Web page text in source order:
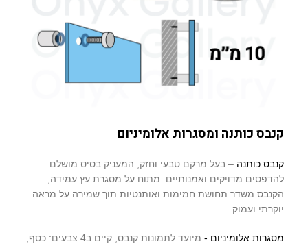
קנבס כותנה ומסגרות אלומיניום
קנבס כותנה – בעל מרקם טבעי וחזק, המעניק בסיס מושלם
להדפסים מדויקים ואמנותיים. מתוח על מסגרת עץ עמידה,
הקנבס משדר תחושת חמימות ואותנטיות תוך שמירה על מראה
יוקרתי ועמוק.
מסגרות אלומיניום -
מיועד לתמונות קנבס, קיים ב4 צבעים: כסף,